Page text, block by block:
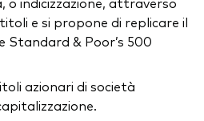
e si propone di replicare il
Standard & Poor’s 500
azionari di società